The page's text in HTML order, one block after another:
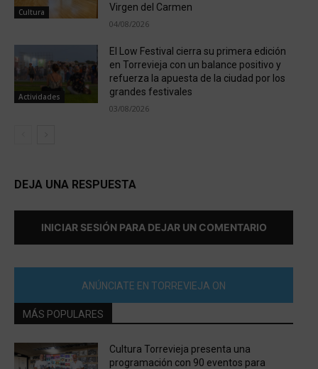
Cultura
Virgen del Carmen
04/08/2026
Actividades
El Low Festival cierra su primera edición
en Torrevieja con un balance positivo y
refuerza la apuesta de la ciudad por los
grandes festivales
03/08/2026
DEJA UNA RESPUESTA
INICIAR SESIÓN PARA DEJAR UN COMENTARIO
ANÚNCIATE EN TORREVIEJA ON
MÁS POPULARES
Cultura Torrevieja presenta una
programación con 90 eventos para